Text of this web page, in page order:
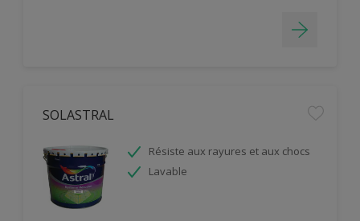
SOLASTRAL
Résiste aux rayures et aux chocs
Lavable